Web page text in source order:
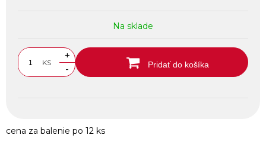
Na sklade
KS
+
-
Pridať do košíka
cena za balenie po 12 ks